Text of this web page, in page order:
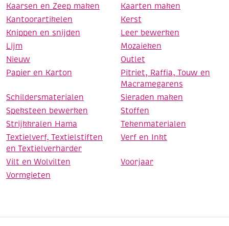
Kaarsen en Zeep maken
Kaarten maken
Kantoorartikelen
Kerst
Knippen en snijden
Leer bewerken
Lijm
Mozaieken
Nieuw
Outlet
Papier en Karton
Pitriet, Raffia, Touw en
Macramegarens
Schildersmaterialen
Sieraden maken
Speksteen bewerken
Stoffen
Strijkkralen Hama
Tekenmaterialen
Textielverf, Textielstiften
en Textielverharder
Verf en Inkt
Vilt en Wolvilten
Voorjaar
Vormgieten